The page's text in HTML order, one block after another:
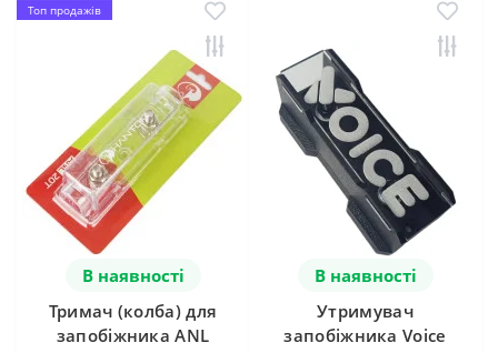
Топ продажів
В наявності
Тримач (колба) для
запобіжника ANL
В наявності
Утримувач
запобіжника Voice